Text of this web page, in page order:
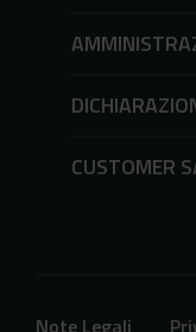
CUSTOMER
Note Legali